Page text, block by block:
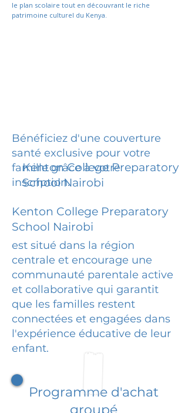
le plan scolaire tout en découvrant le riche
patrimoine culturel du Kenya.
Bénéficiez d'une couverture
santé exclusive pour votre
famille grâce à votre
inscription.
Kenton College Preparatory
School Nairobi
Kenton College Preparatory
School Nairobi
est situé dans la région
centrale et encourage une
communauté parentale active
et collaborative qui garantit
que les familles restent
connectées et engagées dans
l'expérience éducative de leur
enfant.
Programme d'achat
groupé